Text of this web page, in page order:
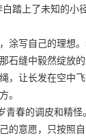
上了未知的小
写自己的理想
缝中毅然绽放
，让长发在空中
方。
春的调皮和精怪
意愿，只按照